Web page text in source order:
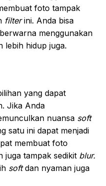
foto tampak
filterini. Anda bisa
menggunakan
lebih hidup juga.
yang dapat
Jika Anda
nuansa soft
satu ini dapat menjadi
membuat foto
juga tampak sedikit blur.
softdan nyaman juga